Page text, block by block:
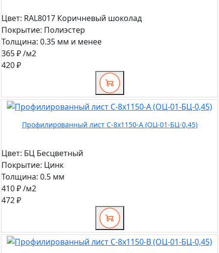
Цвет: RAL8017 Коричневый шоколад
Покрытие: Полиэстер
Толщина: 0.35 мм и менее
365 ₽/м2
420 ₽
Профилированный лист С-8х1150-A (ОЦ-01-БЦ-0,45)
Цвет: БЦ Бесцветный
Покрытие: Цинк
Толщина: 0.5 мм
410 ₽/м2
472 ₽